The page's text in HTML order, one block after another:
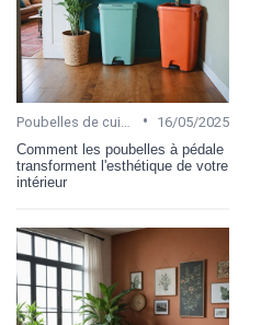
•
16/05/2025
Comment les poubelles à pédale
transforment l'esthétique de votre
intérieur